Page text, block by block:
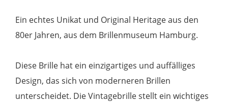
Lila
Menge
Ein echtes Unikat und Original Heritage aus den
80er Jahren, aus dem Brillenmuseum Hamburg.
Diese Brille hat ein einzigartiges und auffälliges
Design, das sich von moderneren Brillen
unterscheidet. Die Vintagebrille stellt ein wichtiges